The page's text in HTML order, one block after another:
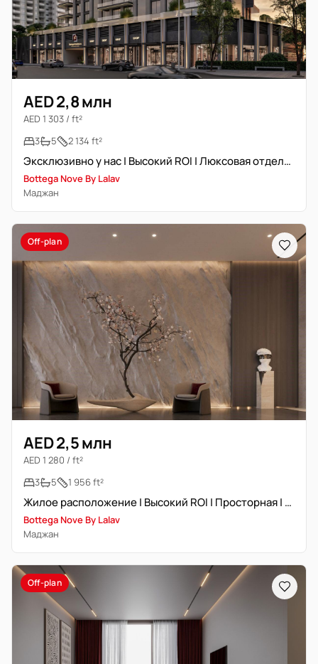
AED 2,8 млн
AED 1 303 / ft²
3
5 2 134 ft²
Эксклюзивно у нас | Высокий ROI | Люксовая отделка
Bottega Nove By Lalav
Маджан
Off-plan
AED 2,5 млн
AED 1 280 / ft²
3
5 1 956 ft²
Жилое расположение | Высокий ROI | Просторная | Вид на бассейн
Bottega Nove By Lalav
Маджан
Off-plan